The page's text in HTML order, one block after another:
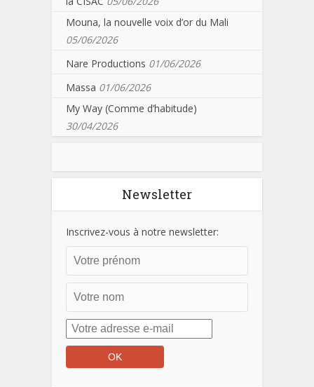
Mouna, la nouvelle voix d’or du Mali
05/06/2026
Nare Productions 01/06/2026
Massa 01/06/2026
My Way (Comme d’habitude)
30/04/2026
Newsletter
Inscrivez-vous à notre newsletter: